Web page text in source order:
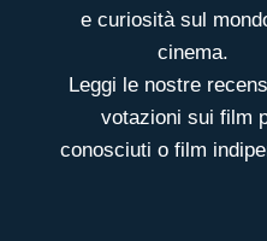
e curiosità sul
cinema.
Leggi le nostre
votazioni sui film
conosciuti o film